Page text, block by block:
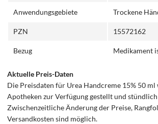
Anwendungsgebiete Trockene
PZN 15572162
Bezug Medikament
Aktuelle Preis-Daten
Die Preisdaten für Urea Handcreme 15% 50 ml
Apotheken zur Verfügung gestellt und
Zwischenzeitliche Änderung der Preise,
Versandkosten sind möglich.